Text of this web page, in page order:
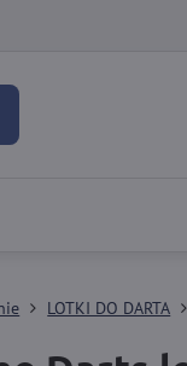
LOTKI DO DARTA